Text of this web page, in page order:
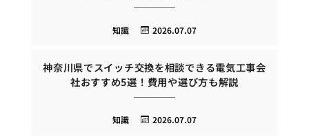
2026.07.07
知識
神奈川県でスイッチ交換を相談できる電気工事会
社おすすめ5選！費用や選び方も解説
2026.07.07
知識